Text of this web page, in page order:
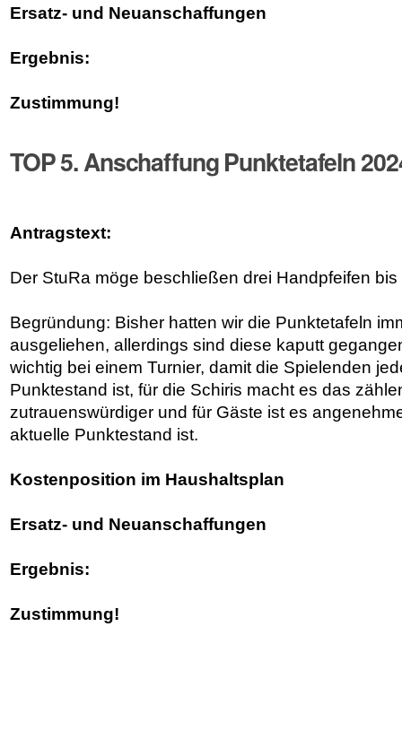
Ersatz- und Neuanschaffungen
Ergebnis:
Zustimmung!
TOP 5. Anschaffung Punktetafeln
Antragstext:
Der StuRa möge beschließen drei Handpfeifen
Begründung: Bisher hatten wir die Punktetafeln
ausgeliehen, allerdings sind diese kaputt
wichtig bei einem Turnier, damit die Spielenden
Punktestand ist, für die Schiris macht es das
zutrauenswürdiger und für Gäste ist es
aktuelle Punktestand ist.
Kostenposition im Haushaltsplan
Ersatz- und Neuanschaffungen
Ergebnis:
Zustimmung!